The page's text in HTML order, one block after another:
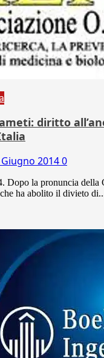
diritto
20140
Dopo la pronuncia della
ha abolito il divieto